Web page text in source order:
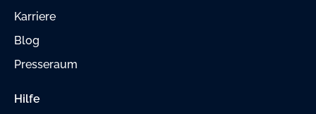
Karriere
Blog
Presseraum
Hilfe